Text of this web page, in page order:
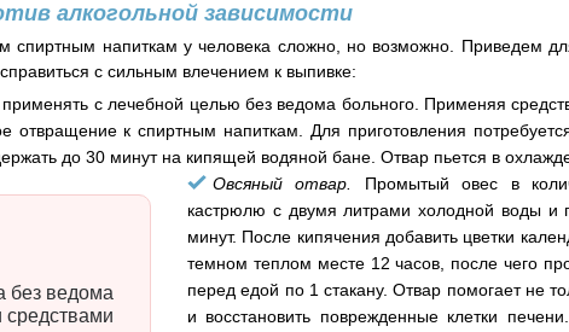
алкогольной зависимости
спиртным напиткам у человека сложно, но возможно. Приведем
с сильным влечением к выпивке:
с лечебной целью без ведома больного. Применяя
отвращение к спиртным напиткам. Для приготовления
до 30 минут на кипящей водяной бане. Отвар пьется в
без ведома
Овсяный отвар. Промытый овес в
кастрюлю с двумя литрами холодной воды и
минут. После кипячения добавить цветки
темном теплом месте 12 часов, после чего
перед едой по 1 стакану. Отвар помогает не
и восстановить поврежденные клетки